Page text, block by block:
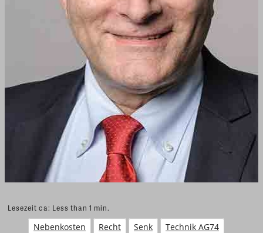
Lesezeit ca: Less than 1 min.
Nebenkosten Recht Senk
Technik AG74